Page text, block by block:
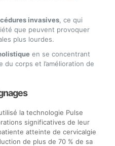
invasives, ce qui
que peuvent provoquer
plus lourdes.
en se concentrant
du corps et l’amélioration de
la technologie Pulse
significatives de leur
atteinte de cervicalgie
de plus de 70 % de sa